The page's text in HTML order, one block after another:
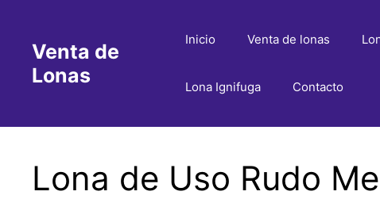
contenidoVenta de
Lonas
Inicio Venta de lonas
Lona Ignifuga Contacto
Lona de Uso Rudo